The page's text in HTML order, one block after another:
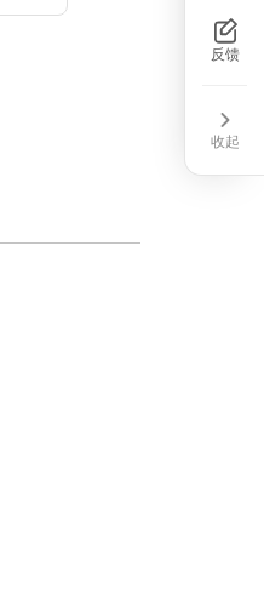
信号线用共模
反馈
收起